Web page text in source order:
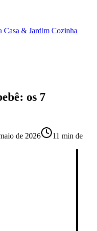
Casa & Jardim Cozinha
os 7
de 2026
11 min de